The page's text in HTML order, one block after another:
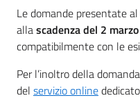
Le domande presentate
allascadenza del 2
compatibilmente con le
Per l’inoltro della
del servizio online